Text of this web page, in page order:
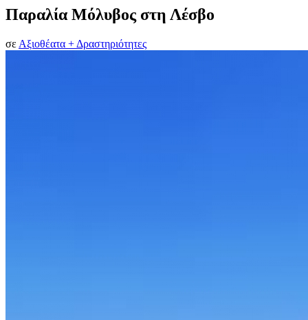
Παραλία Μόλυβος στη Λέσβο
σε Αξιοθέατα + Δραστηριότητες